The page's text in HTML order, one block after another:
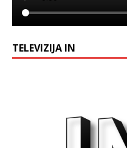
TELEVIZIJA IN